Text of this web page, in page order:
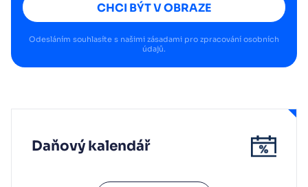
CHCI BÝT V OBRAZE
Odesláním souhlasíte s našimi zásadami pro zpracování osobních
údajů.
Daňový kalendář